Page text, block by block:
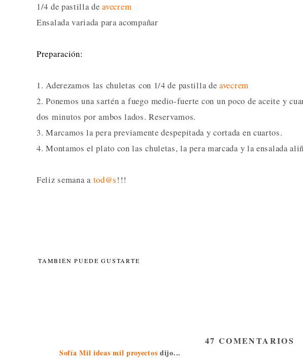
1/4 de pastilla deavecrem
Ensalada variada para acompañar
Preparación:
1. Aderezamos las chuletas con 1/4 de pastilla deavecrem
2. Ponemos una sartén a fuego medio-fuerte con un poco de aceite y
dos minutos por ambos lados. Reservamos.
3. Marcamos la pera previamente despepitada y cortada en cuartos.
4. Montamos el plato con las chuletas, la pera marcada y la ensalada
Feliz semana a tod@s!!!
TAMBIÉN PUEDE GUSTARTE
47 COMENTARIOS
Sofía Mil ideas mil proyectos dijo...